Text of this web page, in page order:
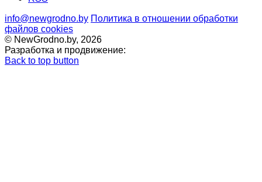
info@newgrodno.by Политика в отношении обработки
файлов cookies
© NewGrodno.by, 2026
Разработка и продвижение:
Back to top button